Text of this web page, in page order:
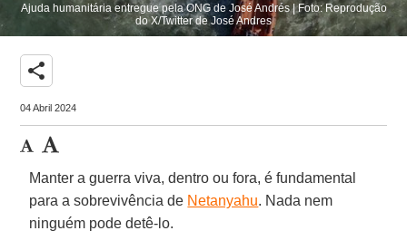
Ajuda humanitária entregue pela ONG de José Andrés | Foto: Reprodução
do X/Twitter de José Andres
share
04 Abril 2024
Manter a guerra viva, dentro ou fora, é fundamental
para a sobrevivência de Netanyahu. Nada nem
ninguém pode detê-lo.